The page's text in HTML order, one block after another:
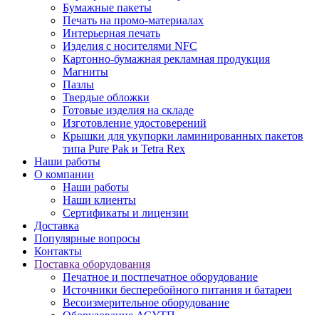
Бумажные пакеты
Печать на промо-материалах
Интерьерная печать
Изделия с носителями NFC
Картонно-бумажная рекламная продукция
Магниты
Пазлы
Твердые обложки
Готовые изделия на складе
Изготовление удостоверений
Крышки для укупорки ламинированных пакетов
типа Pure Pak и Tetra Rex
Наши работы
О компании
Наши работы
Наши клиенты
Сертификаты и лицензии
Доставка
Популярные вопросы
Контакты
Поставка оборудования
Печатное и постпечатное оборудование
Источники бесперебойного питания и батареи
Весоизмерительное оборудование